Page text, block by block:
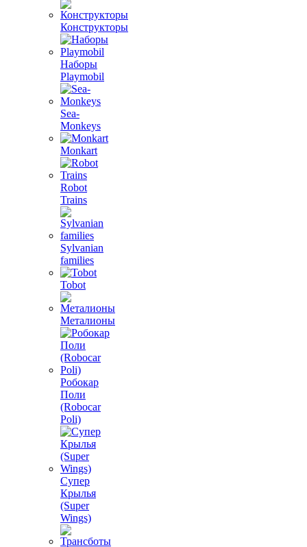
Конструкторы
Наборы
Playmobil
Sea-
Monkeys
Monkart
Robot
Trains
Sylvanian
families
Tobot
Металионы
Робокар
Поли
(Robocar
Poli)
Супер
Крылья
(Super
Wings)